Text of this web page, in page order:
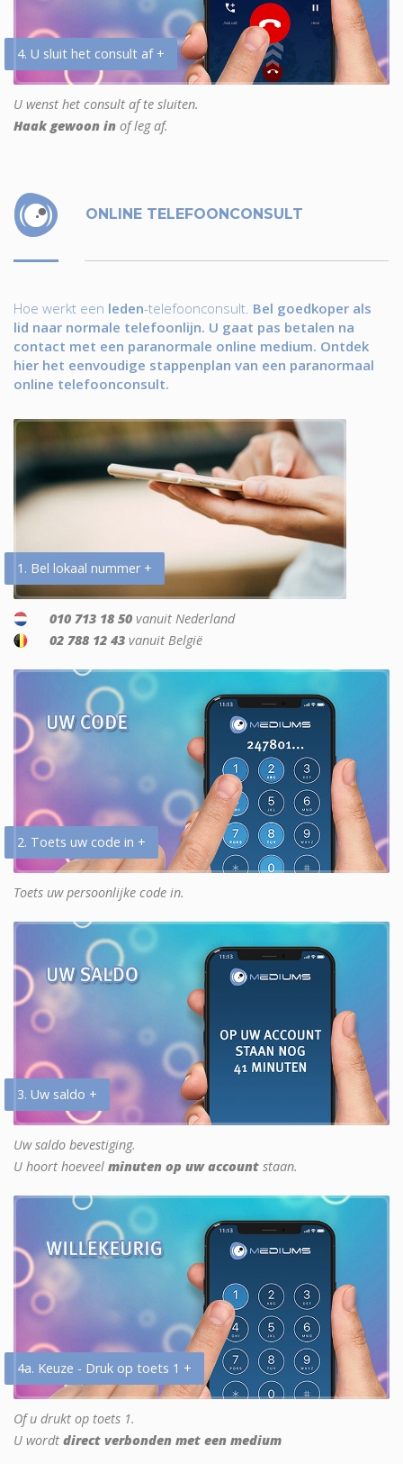
4. U sluit het consult af +
U wenst het consult af te sluiten.
Haak gewoon in of leg af.
ONLINE TELEFOONCONSULT
Hoe werkt een leden-telefoonconsult. Bel goedkoper als
lid naar normale telefoonlijn. U gaat pas betalen na
contact met een paranormale online medium. Ontdek
hier het eenvoudige stappenplan van een paranormaal
online telefoonconsult.
1. Bel lokaal nummer +
010 713 18 50 vanuit Nederland
02 788 12 43 vanuit België
2. Toets uw code in +
Toets uw persoonlijke code in.
3. Uw saldo +
Uw saldo bevestiging.
U hoort hoeveel minuten op uw account staan.
4a. Keuze - Druk op toets 1 +
Of u drukt op toets 1.
U wordt direct verbonden met een medium